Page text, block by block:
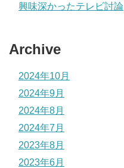
興味深かったテレビ討論
Archive
2024年10月
2024年9月
2024年8月
2024年7月
2023年8月
2023年6月